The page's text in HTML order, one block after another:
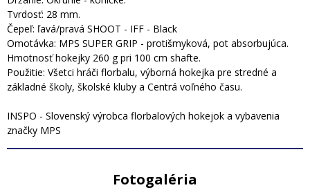
Tvrdosť: 28 mm.
Čepeľ: ľavá/pravá SHOOT - IFF - Black
Omotávka: MPS SUPER GRIP - protišmyková, pot absorbujúca.
Hmotnosť hokejky 260 g pri 100 cm shafte.
Použitie: Všetci hráči florbalu, výborná hokejka pre stredné a
základné školy, školské kluby a Centrá voľného času.
INSPO - Slovenský výrobca florbalových hokejok a vybavenia
značky MPS
Fotogaléria